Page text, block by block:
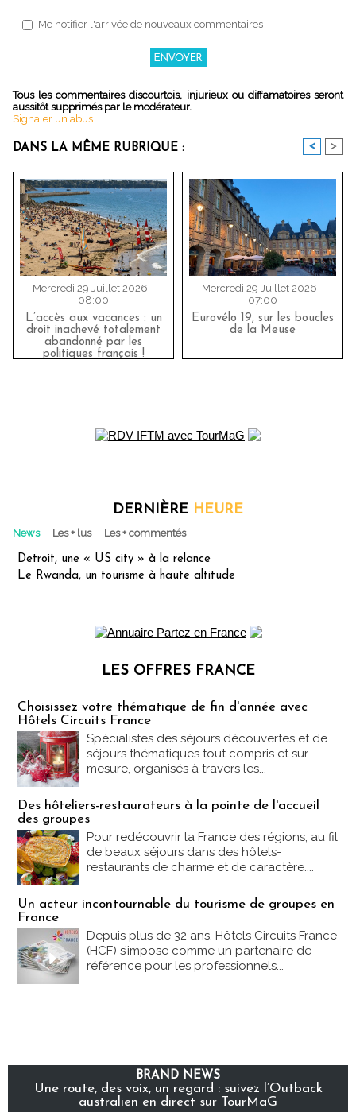
Me notifier l'arrivée de nouveaux commentaires
Tous les commentaires discourtois, injurieux ou diffamatoires seront
aussitôt supprimés par le modérateur.
Signaler un abus
DANS LA MÊME RUBRIQUE : < >
Mercredi 29 Juillet 2026 -
08:00
L’accès aux vacances : un
droit inachevé totalement
abandonné par les
politiques français !
Mercredi 29 Juillet 2026 -
07:00
Eurovélo 19, sur les boucles
de la Meuse
DERNIÈRE HEURE
News Les + lus Les + commentés
Detroit, une « US city » à la relance
Le Rwanda, un tourisme à haute altitude
LES OFFRES FRANCE
Choisissez votre thématique de fin d'année avec
Hôtels Circuits France
Spécialistes des séjours découvertes et de
séjours thématiques tout compris et sur-
mesure, organisés à travers les...
Des hôteliers-restaurateurs à la pointe de l'accueil
des groupes
Pour redécouvrir la France des régions, au fil
de beaux séjours dans des hôtels-
restaurants de charme et de caractère....
Un acteur incontournable du tourisme de groupes en
France
Depuis plus de 32 ans, Hôtels Circuits France
(HCF) s’impose comme un partenaire de
référence pour les professionnels...
BRAND NEWS
Une route, des voix, un regard : suivez l’Outback
australien en direct sur TourMaG